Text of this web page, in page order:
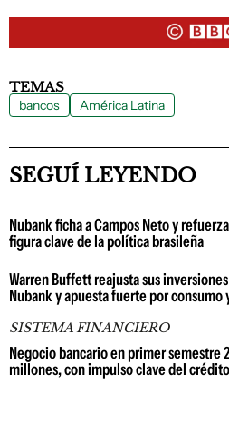
TEMAS
bancos América Latina
SEGUÍ LEYENDO
Nubank ficha a Campos Neto y
figura clave de la política brasileña
Warren Buffett reajusta sus
Nubank y apuesta fuerte por
SISTEMA FINANCIERO
Negocio bancario en primer semestre
millones, con impulso clave del